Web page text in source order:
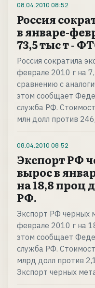
08.04.2010 08:52
Россия
в январе-
73,5 тыс т -
Россия сократила
феврале 2010 г на
сравнению с
этом сообщает
служба РФ.
млн долл против
08.04.2010 08:52
Экспорт РФ
вырос в
на 18,8 проц
РФ.
Экспорт РФ черных
феврале 2010 г на
этом сообщает
служба РФ.
млрд долл против
Экспорт черных